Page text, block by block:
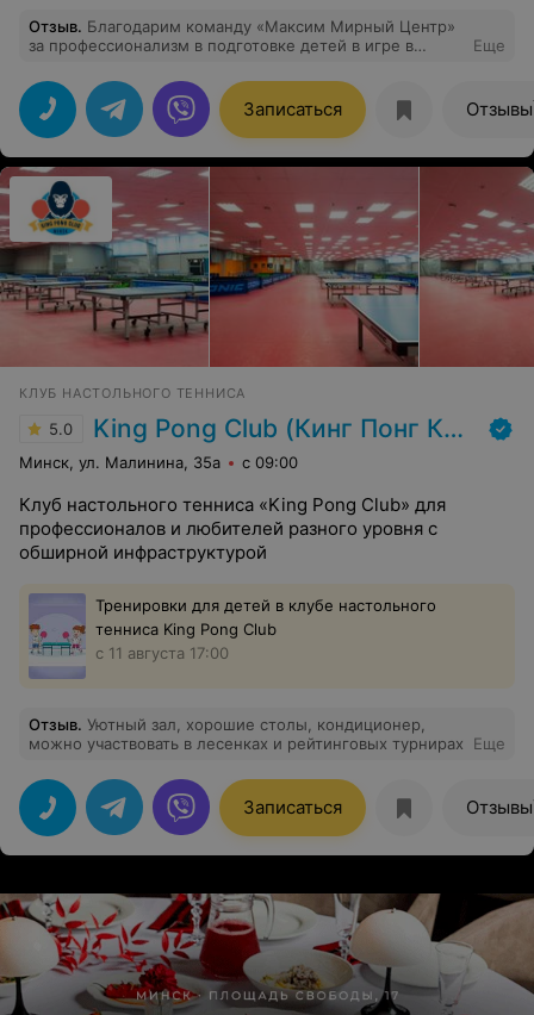
Отзыв. Благодарим команду «Максим Мирный Центр»
за профессионализм в подготовке детей в игре в
детей всех возрастов, честное судейство! Отдельная
благодарность директору турниров Эдуарду
Смолярчуку! Мы с радостью приходим на все турниры!
Дети многому научились: ответственности настоящих
спортсменов, честности, спортивному духу
соперничества, целеустремленности и
сопереживанию! Желаем успехов во всем Центру,
тренерам и всей команде ММС! Желаем вам выпускать
только олимпийских чемпионов и победителей
Большого шлема! Спасибо Бондарику Антону
Глебовичу и Грабовец Ларисе Петровне! Вы лучшие!!!
Еще
Записаться Отзывы
КЛУБ НАСТОЛЬНОГО ТЕННИСА
5.0 King Pong Club (Кинг Понг Клаб)
Минск, ул. Малинина, 35а с 09:00
Клуб настольного тенниса «King Pong Club» для
профессионалов и любителей разного уровня с
обширной инфраструктурой
Тренировки для детей в клубе настольного
тенниса King Pong Club
с 11 августа 17:00
Отзыв. Уютный зал, хорошие столы, кондиционер,
можно участвовать в лесенках и рейтинговых турнирах
Еще
Записаться Отзывы